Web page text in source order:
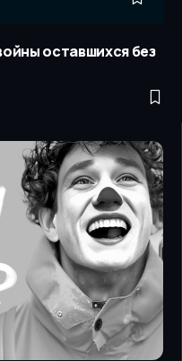
оставшихся без